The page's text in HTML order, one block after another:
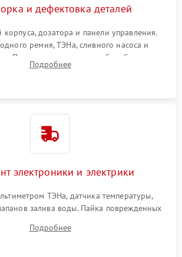
и дефектовка деталей
корпуса, дозатора и панели управления.
ремня, ТЭНа, сливного насоса и
Проверка подшипников барабана и
на износ, а манжеты люка на разрывы.
Подробнее
электроники и электрики
ТЭНа, датчика температуры,
залива воды. Пайка поврежденных
целостности проводки и контактов.
Подробнее